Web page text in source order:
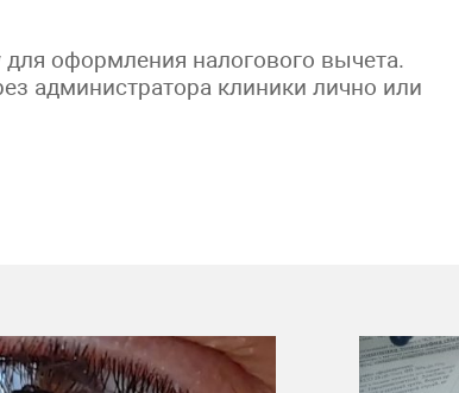
оформления налогового вычета.
администратора клиники лично или